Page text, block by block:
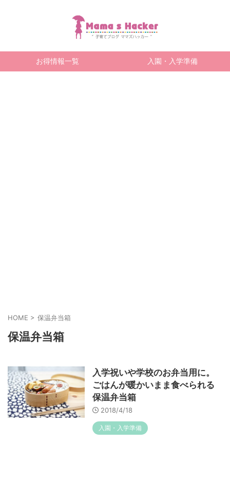
お得情報一覧 入園・入学準備
HOME > 保温弁当箱
保温弁当箱
入学祝いや学校のお弁当用に。
ごはんが暖かいまま食べられる
保温弁当箱
2018/4/18
入園・入学準備